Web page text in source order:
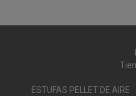
ESTUFAS PELLET DE AIRE